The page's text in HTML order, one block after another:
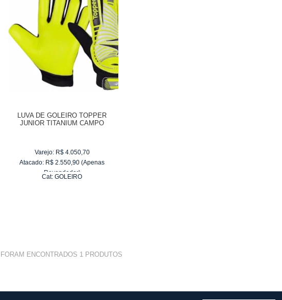
LUVA DE GOLEIRO TOPPER
JUNIOR TITANIUM CAMPO
Varejo: R$ 4.050,70
Atacado: R$ 2.550,90 (Apenas
Revendedor)
Cat:GOLEIRO
FORAM ENCONTRADOS 1PRODUTOS